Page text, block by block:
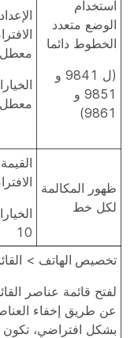
استخدام
الوضع متعدد
الخطوط دائما
(ل 9841 و
9851 و
9861)
الإعداد
معطل
ظهور المكالمة
لكل خط
القيمة
10
تخصيص الهاتف >
لفتح قائمة عناصر
عن طريق إخفاء
بشكل افتراضي، تكون